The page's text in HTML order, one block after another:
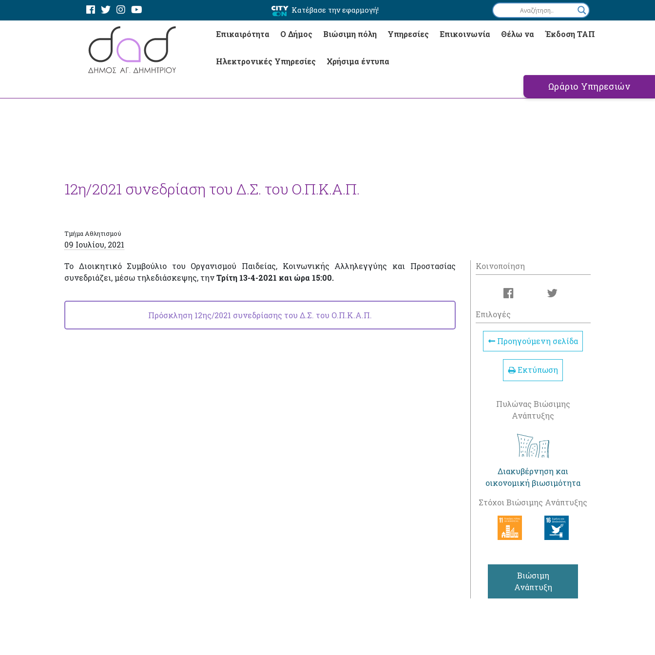
Κατέβασε την εφαρμογή!
Επικαιρότητα Ο Δήμος Βιώσιμη πόλη Υπηρεσίες Επικοινωνία Θέλω να Έκδοση ΤΑΠ
Ηλεκτρονικές Υπηρεσίες Χρήσιμα έντυπα
Ωράριο Υπηρεσιών
12η/2021 συνεδρίαση του Δ.Σ. του Ο.Π.Κ.Α.Π.
Τμήμα Αθλητισμού
09 Ιουλίου, 2021
Το Διοικητικό Συμβούλιο του Οργανισμού Παιδείας, Κοινωνικής Αλληλεγγύης και Προστασίας
συνεδριάζει, μέσω τηλεδιάσκεψης, τηνΤρίτη 13-4-2021 και ώρα 15:00.
Πρόσκληση 12ης/2021 συνεδρίασης του Δ.Σ. του Ο.Π.Κ.Α.Π.
Κοινοποίηση
Επιλογές
Προηγούμενη σελίδα
Εκτύπωση
Πυλώνας Βιώσιμης
Ανάπτυξης
Διακυβέρνηση και
οικονομική βιωσιμότητα
Στόχοι Βιώσιμης Ανάπτυξης
Βιώσιμη
Ανάπτυξη